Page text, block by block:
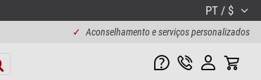
PT / $
✓ Aconselhamento e serviços personalizados